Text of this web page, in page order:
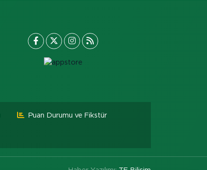
Puan Durumu ve Fikstür